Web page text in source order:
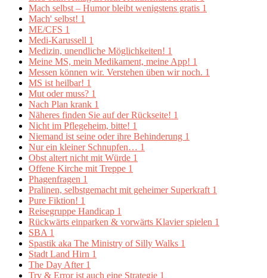
Mach selbst – Humor bleibt wenigstens gratis 1
Mach' selbst! 1
ME/CFS 1
Medi-Karussell 1
Medizin, unendliche Möglichkeiten! 1
Meine MS, mein Medikament, meine App! 1
Messen können wir. Verstehen üben wir noch. 1
MS ist heilbar! 1
Mut oder muss? 1
Nach Plan krank 1
Näheres finden Sie auf der Rückseite! 1
Nicht im Pflegeheim, bitte! 1
Niemand ist seine oder ihre Behinderung 1
Nur ein kleiner Schnupfen… 1
Obst altert nicht mit Würde 1
Offene Kirche mit Treppe 1
Phagenfragen 1
Pralinen, selbstgemacht mit geheimer Superkraft 1
Pure Fiktion! 1
Reisegruppe Handicap 1
Rückwärts einparken & vorwärts Klavier spielen 1
SBA 1
Spastik aka The Ministry of Silly Walks 1
Stadt Land Hirn 1
The Day After 1
Try & Error ist auch eine Strategie 1